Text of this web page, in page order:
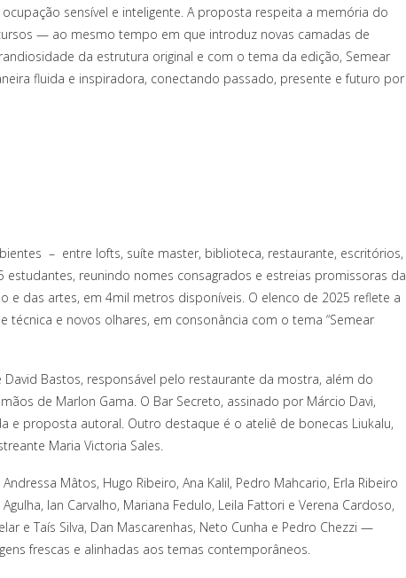
sensível e inteligente. A proposta respeita a memória do
— ao mesmo tempo em que introduz novas camadas de
da estrutura original e com o tema da edição, Semear
fluida e inspiradora, conectando passado, presente e futuro por
– entre lofts, suíte master, biblioteca, restaurante, escritórios,
reunindo nomes consagrados e estreias promissoras da
e das artes, em 4mil metros disponíveis. O elenco de 2025 reflete a
e novos olhares, em consonância com o tema “Semear
Bastos, responsável pelo restaurante da mostra, além do
de Marlon Gama. O Bar Secreto, assinado por Márcio Davi,
e proposta autoral. Outro destaque é o ateliê de bonecas Liukalu,
Maria Victoria Sales.
Mâtos, Hugo Ribeiro, Ana Kalil, Pedro Mahcario, Erla Ribeiro
Ian Carvalho, Mariana Fedulo, Leila Fattori e Verena Cardoso,
e Taís Silva, Dan Mascarenhas, Neto Cunha e Pedro Chezzi —
frescas e alinhadas aos temas contemporâneos.